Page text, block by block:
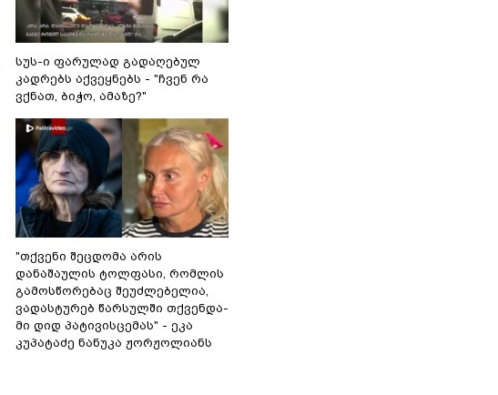
სუს-ი ფარულად გადაღებულ
კადრებს აქვეყნებს - "ჩვენ რა
ვქნათ, ბიჭო, ამაზე?"
"თქვენი შეცდომა არის
დანაშაულის ტოლფასი, რომ­ლის
გა­მოს­წო­რე­ბაც შე­უძ­ლე­ბე­ლია,
ვა­დას­ტუ­რებ წარ­სულ­ში თქვენ­და­
მი დიდ პა­ტი­ვის­ცე­მას" - ეკა
კუპატაძე ნანუკა ჟორჟოლიანს